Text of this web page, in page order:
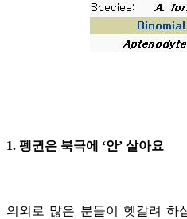
1. 펭귄은 북극에 ‘안’ 살아요
의외로 많은 분들이 헷갈려 하